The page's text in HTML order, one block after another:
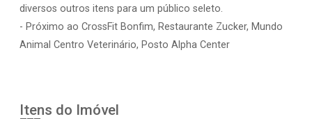
diversos outros itens para um público seleto.
- Próximo ao CrossFit Bonfim, Restaurante Zucker, Mundo
Animal Centro Veterinário, Posto Alpha Center
Itens do Imóvel